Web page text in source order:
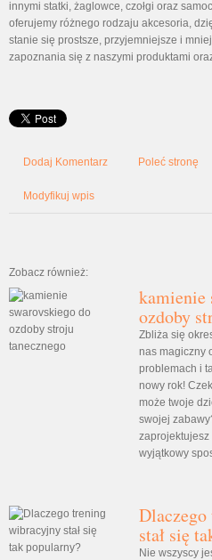
innymi statki, żaglowce, czołgi oraz
oferujemy różnego rodzaju akcesoria,
stanie się prostsze, przyjemniejsze i
zapoznania się z naszymi produktami
Dodaj Komentarz Poleć stronę
Modyfikuj wpis
Zobacz również:
kamienie
ozdoby
Zbliża się
nas magiczny
problemach i
nowy rok!
może twoje
swojej
wyjątkowy
stał się
Nie wszyscy